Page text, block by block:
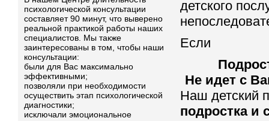
детского
Если
Не идет с
Наш детский
подростка и
психологической консультации
составляет 90 минут, что выверено
реальной практикой работы наших
специалистов. Мы также
заинтересованы в том, чтобы наши
консультации:
были для Вас максимально
эффективными;
позволяли при необходимости
осуществить этап психологической
диагностики;
исключали эмоциональное